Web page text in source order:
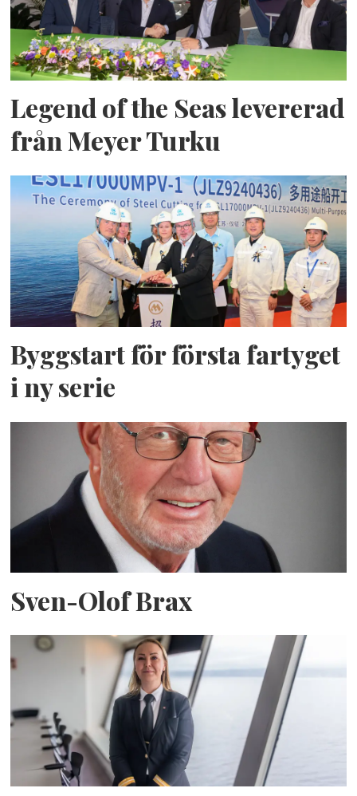
Legend of the Seas levererad
från Meyer Turku
Byggstart för första fartyget
i ny serie
Sven-Olof Brax